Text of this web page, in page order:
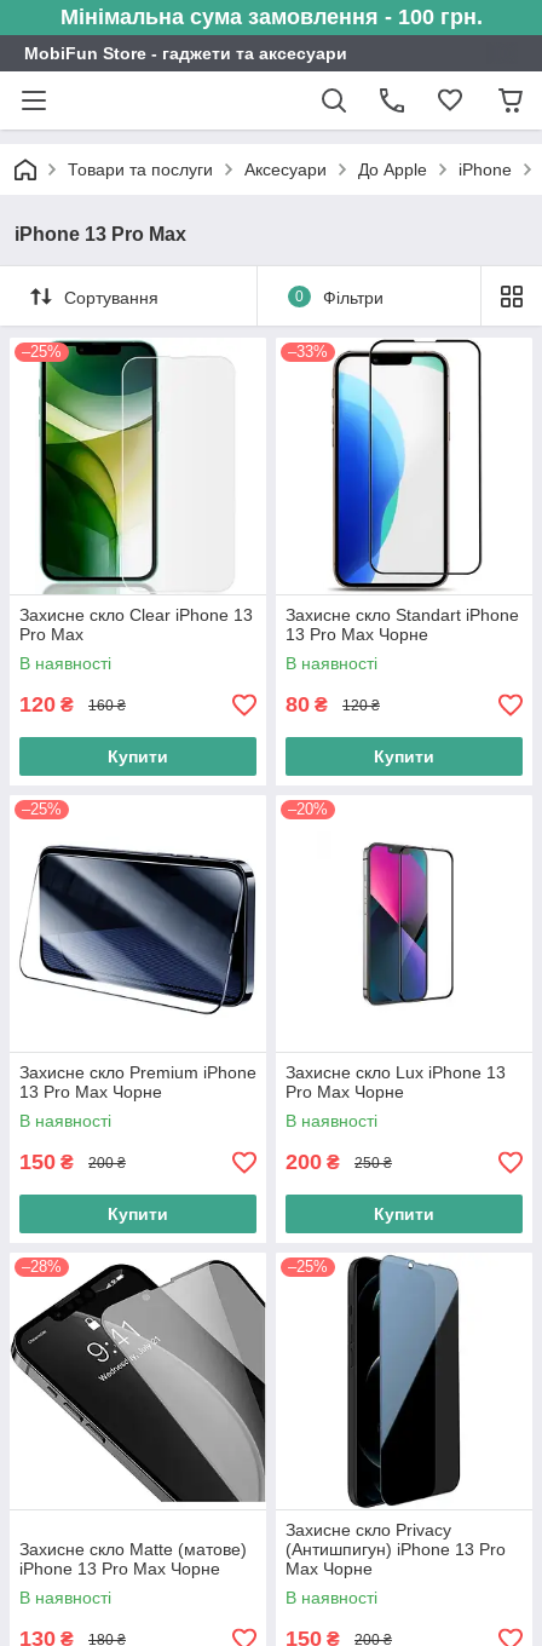
Мінімальна сума замовлення - 100 грн.
MobiFun Store - гаджети та аксесуари
Товари та послуги Аксесуари До Apple iPhone
iPhone 13 Pro Max
Сортування 0 Фільтри
–25%
Захисне скло Clear iPhone 13
Pro Max
В наявності
120 ₴ 160 ₴
Купити
–33%
Захисне скло Standart iPhone
13 Pro Max Чорне
В наявності
80 ₴ 120 ₴
Купити
–25%
Захисне скло Premium iPhone
13 Pro Max Чорне
В наявності
150 ₴ 200 ₴
Купити
–20%
Захисне скло Lux iPhone 13
Pro Max Чорне
В наявності
200 ₴ 250 ₴
Купити
–28%
Захисне скло Matte (матове)
iPhone 13 Pro Max Чорне
В наявності
130 ₴ 180 ₴
–25%
Захисне скло Privacy
(Антишпигун) iPhone 13 Pro
Max Чорне
В наявності
150 ₴ 200 ₴